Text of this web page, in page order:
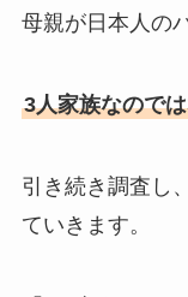
母親が日本人の
3人家族なので
引き続き調査し
ていきます。